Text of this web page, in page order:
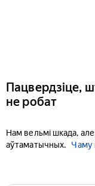
Пацвердзіце,
не робат
Нам вельмі шкада,
аўтаматычных.
Чаму